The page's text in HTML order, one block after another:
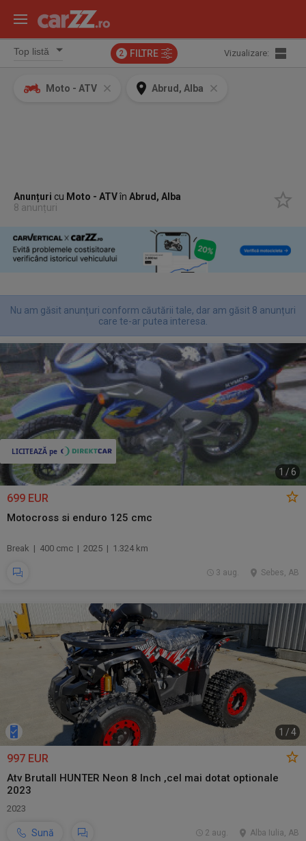
2 FILTRE Vizualizare:
Moto - ATV Abrud, Alba
Anunțuri cu Moto - ATVînAbrud, Alba
8 anunțuri
Nu am găsit anunțuri conform căutării tale, dar am găsit 8 anunțuri
care te-ar putea interesa.
1 /6
699 EUR
Motocross si enduro 125 cmc
Break | 400 cmc | 2025 | 1.324 km
Sebes, AB
3 aug.
1 /4
997 EUR
Atv Brutall HUNTER Neon 8 Inch ,cel mai dotat optionale
2023
2023
Sună Alba Iulia, AB
2 aug.